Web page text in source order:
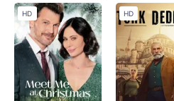
HD HD